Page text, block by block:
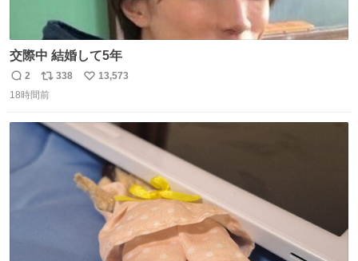
交際中 結婚して5年
返
信
2
リ
ポ
ト
数
338
い
数
13,573
18時間前